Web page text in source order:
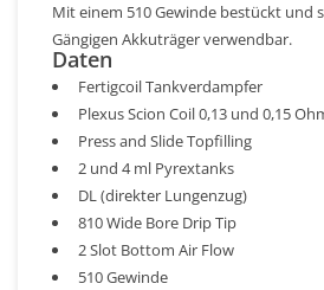
Mit einem 510 Gewinde bestückt und
Gängigen Akkuträger verwendbar.
Daten
Fertigcoil Tankverdampfer
Plexus Scion Coil 0,13 und 0,15
Press and Slide Topfilling
2 und 4 ml Pyrextanks
DL (direkter Lungenzug)
810 Wide Bore Drip Tip
2 Slot Bottom Air Flow
510 Gewinde